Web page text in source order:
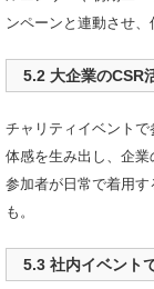
ンペーンと連動させ、
5.2 大企業のCSR
チャリティイベント
体感を生み出し、企
参加者が日常で着用
も。
5.3 社内イベント